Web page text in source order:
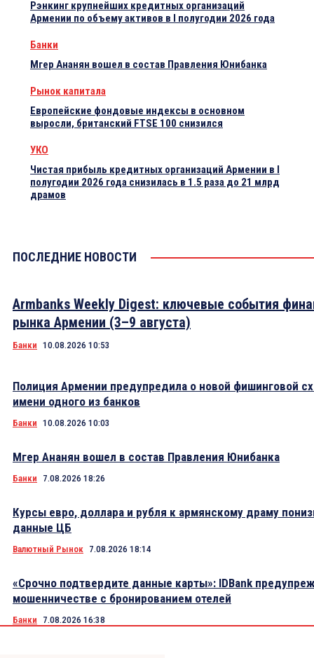
Рэнкинг крупнейших кредитных организаций
Армении по объему активов в I полугодии 2026 года
Банки
Мгер Ананян вошел в состав Правления Юнибанка
Рынок капитала
Европейские фондовые индексы в основном
выросли, британский FTSE 100 снизился
УКО
Чистая прибыль кредитных организаций Армении в I
полугодии 2026 года снизилась в 1.5 раза до 21 млрд
драмов
ПОСЛЕДНИЕ НОВОСТИ
Armbanks Weekly Digest: ключевые события
рынка Армении (3–9 августа)
Банки 10.08.2026 10:53
Полиция Армении предупредила о новой фишинговой
имени одного из банков
Банки 10.08.2026 10:03
Мгер Ананян вошел в состав Правления Юнибанка
Банки 7.08.2026 18:26
Курсы евро, доллара и рубля к армянскому драму
данные ЦБ
Валютный Рынок 7.08.2026 18:14
«Срочно подтвердите данные карты»: IDBank
мошенничестве с бронированием отелей
Банки 7.08.2026 16:38